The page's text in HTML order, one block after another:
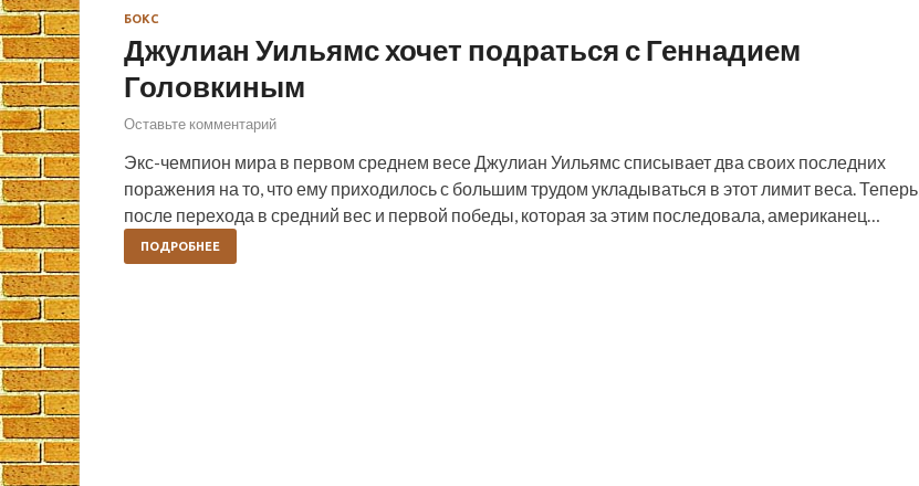
БОКС
Джулиан Уильямс хочет подраться с Геннадием
Головкиным
Оставьте комментарий
Экс-чемпион мира в первом среднем весе Джулиан Уильямс списывает два своих последних
поражения на то, что ему приходилось с большим трудом укладываться в этот лимит веса. Теперь,
после перехода в средний вес и первой победы, которая за этим последовала, американец…
ПОДРОБНЕЕ